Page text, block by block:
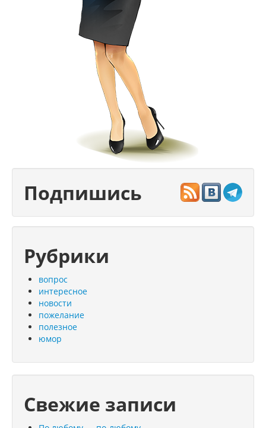
Подпишись
Рубрики
вопрос
интересное
новости
пожелание
полезное
юмор
Свежие записи